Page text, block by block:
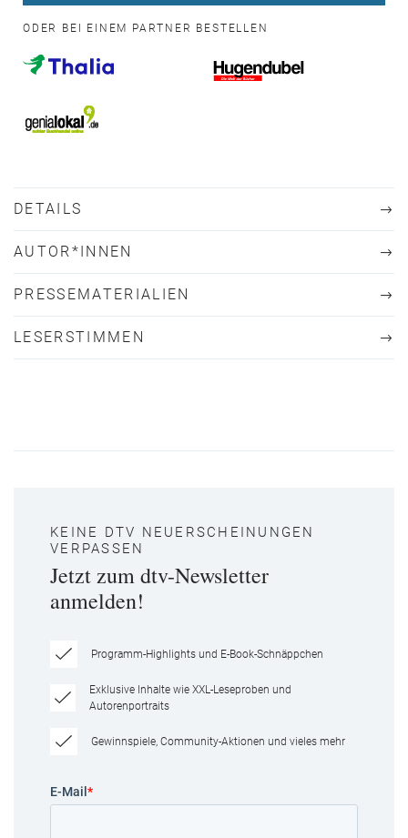
ODER BEI EINEM PARTNER BESTELLEN
DETAILS
AUTOR*INNEN
PRESSEMATERIALIEN
LESERSTIMMEN
KEINE DTV NEUERSCHEINUNGEN
VERPASSEN
Jetzt zum dtv-Newsletter
anmelden!
Programm-Highlights und E-Book-Schnäppchen
Exklusive Inhalte wie XXL-Leseproben und
Autorenportraits
Gewinnspiele, Community-Aktionen und vieles mehr
E-Mail *